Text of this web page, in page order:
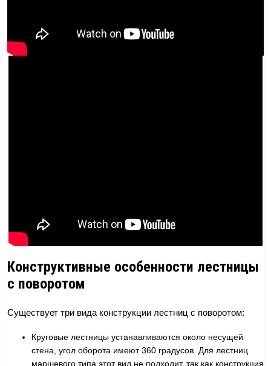
Конструктивные особенности лестницы
с поворотом
Существует три вида конструкции лестниц с поворотом:
Круговые лестницы устанавливаются около несущей
стена, угол оборота имеют 360 градусов. Для лестниц
маршевого типа этот вид не подходит, так как конструкция